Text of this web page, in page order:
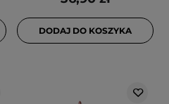
DODAJ DO KOSZYKA